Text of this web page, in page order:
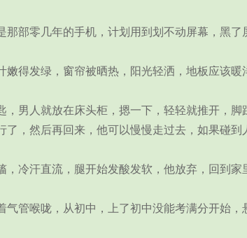
零几年的手机，计划用到划不动屏幕，黑了
发绿，窗帘被晒热，阳光轻洒，地板应该暖
人就放在床头柜，摁一下，轻轻就推开，脚
了，然后再回来，他可以慢慢走过去，如果碰
汗直流，腿开始发酸发软，他放弃，回到家
喉咙，从初中，上了初中没能考满分开始，